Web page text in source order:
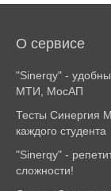
О сервисе
"Sinerqy" -
МТИ, МосАП
Тесты Синергия
каждого студента
"Sinerqy" -
сложности!